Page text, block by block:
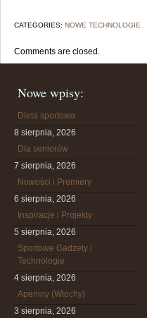
CATEGORIES: NOWE TECHNOLOGIE
Comments are closed.
Nowe wpisy:
Dieta sportowa
8 sierpnia, 2026
Dla seniorów
7 sierpnia, 2026
Nowości i Premiery
6 sierpnia, 2026
Inspiracje i Projekty
5 sierpnia, 2026
Sportowe Gadżety i
Technologie
4 sierpnia, 2026
Apeniny (Włochy)
3 sierpnia, 2026